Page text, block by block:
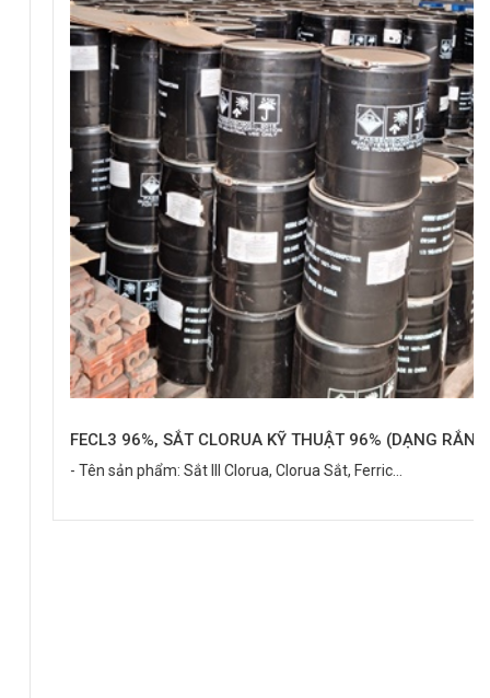
FECL3 96%, SẮT CLORUA KỸ THUẬT 96% (DẠNG RẮN)
- Tên sản phẩm: Sắt III Clorua, Clorua Sắt, Ferric...